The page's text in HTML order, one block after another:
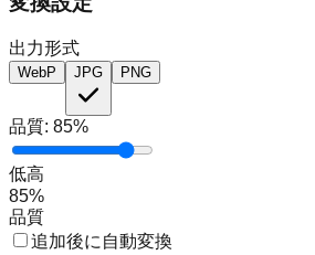
出力形式
WebP JPG PNG
品質: 85%
低高
85%
品質
追加後に自動変換